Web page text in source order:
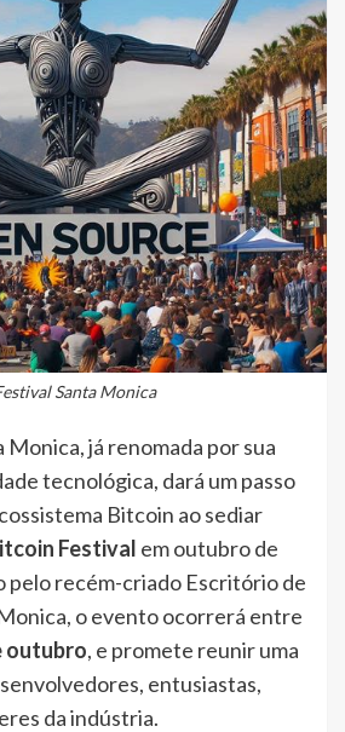
Santa Monica
Monica, já renomada por sua
tecnológica, dará um passo
Bitcoin ao sediar
Festival em outubro de
pelo recém-criado Escritório de
o evento ocorrerá entre
outubro, e promete reunir uma
entusiastas,
da indústria.